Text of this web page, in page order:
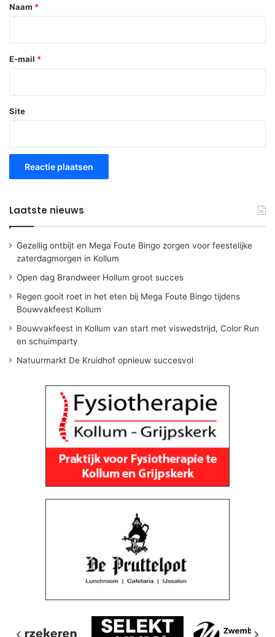
*
Naam *
E-mail *
Site
Laatste nieuws
Gezellig ontbijt en Mega Foute Bingo zorgen voor feestelijke
zaterdagmorgen in Kollum
Open dag Brandweer Hollum groot succes
Regen gooit roet in het eten bij Mega Foute Bingo tijdens
Bouwvakfeest Kollum
Bouwvakfeest in Kollum van start met viswedstrijd, Color Run
en schuimparty
Natuurmarkt De Kruidhof opnieuw succesvol